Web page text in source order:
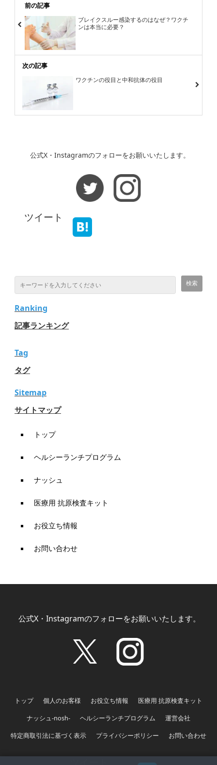
前の記事
ブレイクスルー感染するのはなぜ？ワクチ
ンは本当に必要？
次の記事
ワクチンの役目と中和抗体の役目
公式X・Instagramのフォローをお願いいたします。
ツイート
Ranking
記事ランキング
Tag
タグ
Sitemap
サイトマップ
トップ
ヘルシーランチプログラム
ナッシュ
医療用 抗原検査キット
お役立ち情報
お問い合わせ
公式X・Instagramのフォローをお願いいたします。
トップ 個人のお客様 お役立ち情報
医療用 抗原検査キット
ナッシュ-nosh-
ヘルシーランチプログラム
運営会社
特定商取引法に基づく表示
プライバシーポリシー お問い合わせ